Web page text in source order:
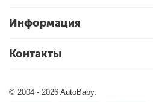
Информация
Контакты
© 2004 - 2026 AutoBaby.